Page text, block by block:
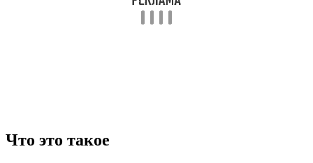
Что это такое